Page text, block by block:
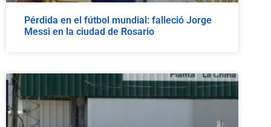
Pérdida en el fútbol mundial: falleció Jorge
Messi en la ciudad de Rosario